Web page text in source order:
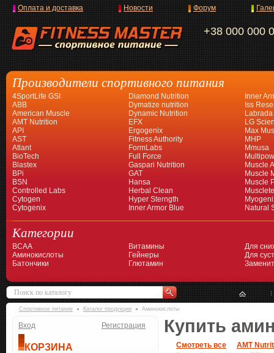
+38 000 000
Оплата и доставка Новости Форум
Производители спортивного питания
4SportLife GSI
ABB
American Muscle
AMT Nutrition
API
AST
Atlant
BioTech
Blastex
BPi
BSN
Controlled Labs
Cytogen
Cytogenix
Diamond Nutrition
Dymatize nutrition
Dynamic Nutrition
EFX
Ergogenix
Fitness Authority
FormLabs
Full Force
Gaspari Nutrition
GAT
Hansa
Herbal Clean
Hyper Sterngth
Inner Armor Blue
Inner
Iss
Labrada
LG
Max
MHP
Mmusa
Muscle
Muscle
Muscle
Natural
Категории
BCAA
Аминокислоты
Батончики
Витамины
Гейнеры
Глютамин
Для
Для
Спортивное питание Каталог продукции Аминокислоты
Вход Регистрация
КОРЗИНА
Купить
Смотреть все
AMT